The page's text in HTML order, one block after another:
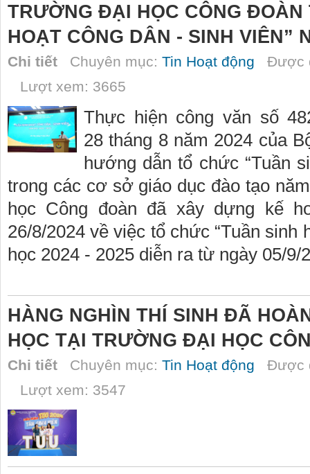
TRƯỜNG ĐẠI HỌC CÔNG ĐOÀN
HOẠT CÔNG DÂN - SINH VIÊN”
Chi tiết Chuyên mục: Tin Hoạt động Được
Lượt xem: 3665
Thực hiện công văn số
28 tháng 8 năm 2024 của
hướng dẫn tổ chức “Tuần
trong các cơ sở giáo dục đào tạo
học Công đoàn đã xây dựng kế
26/8/2024 về việc tổ chức “Tuần sinh
học 2024 - 2025 diễn ra từ ngày 05/9/
HÀNG NGHÌN THÍ SINH ĐÃ
HỌC TẠI TRƯỜNG ĐẠI HỌC
Chi tiết Chuyên mục: Tin Hoạt động Được
Lượt xem: 3547